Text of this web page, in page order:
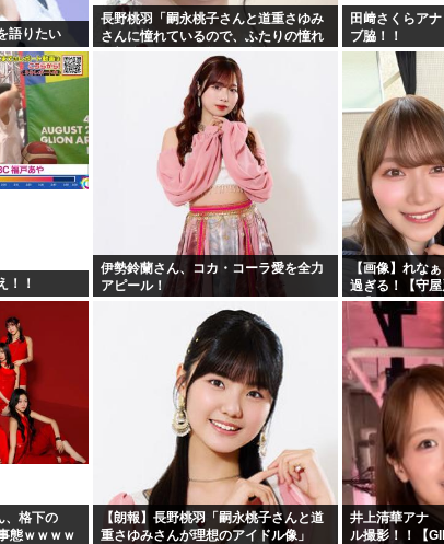
語りたい
長野桃羽「嗣永桃子さんと道重さゆみ
さんに憧れているので、ふたりの憧れ
の部分をぎゅっと集めた存在になり
田﨑さくらア
ブ脇！！
！！
伊勢鈴蘭さん、コカ・コーラ愛を全力
アピール！
【画像】れな
過ぎる！【守
46】
、格下の
態ｗｗｗｗ
【朗報】長野桃羽「嗣永桃子さんと道
重さゆみさんが理想のアイドル像」
井上清華アナ
ル撮影！！【